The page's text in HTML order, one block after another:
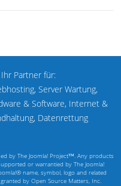
Partner für:
Server Wartung,
& Software, Internet &
Datenrettung
by The Joomla! Project™. Any products
or warrantied by The Joomla!
name, symbol, logo and related
by Open Source Matters, Inc.